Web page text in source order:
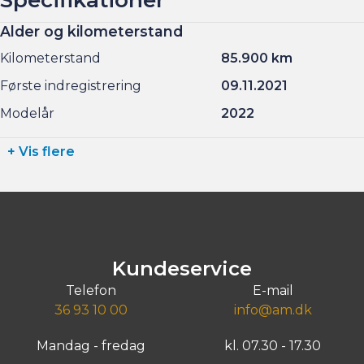
Altid 150 brugte biler på lager !
BILEN STÅR HOS ANDERSEN & MARTINI - TAASTRUP
Alder og kilometerstand
Kilometerstand
85.900 km
Første indregistrering
09.11.2021
Modelår
2022
+ Vis flere
Kundeservice
Telefon
36 93 10 00
E-mail
info@am.dk
Mandag - fredag kl. 07.30 - 17.30